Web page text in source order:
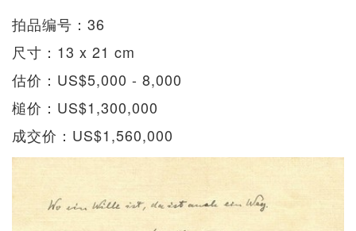
拍品编号：36
尺寸：13 x 21 cm
估价：US$5,000 - 8,000
槌价：US$1,300,000
成交价：US$1,560,000